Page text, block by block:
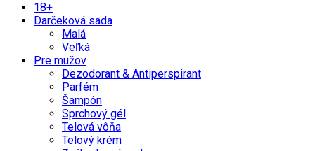
18+
Darčeková sada
Malá
Veľká
Pre mužov
Dezodorant & Antiperspirant
Parfém
Šampón
Sprchový gél
Telová vôňa
Telový krém